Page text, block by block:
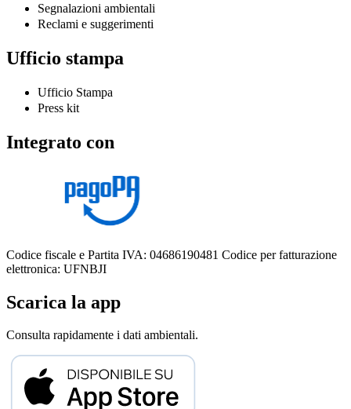
Segnalazioni ambientali
Reclami e suggerimenti
Ufficio stampa
Ufficio Stampa
Press kit
Integrato con
Codice fiscale e Partita IVA: 04686190481 Codice per fatturazione
elettronica: UFNBJI
Scarica la app
Consulta rapidamente i dati ambientali.